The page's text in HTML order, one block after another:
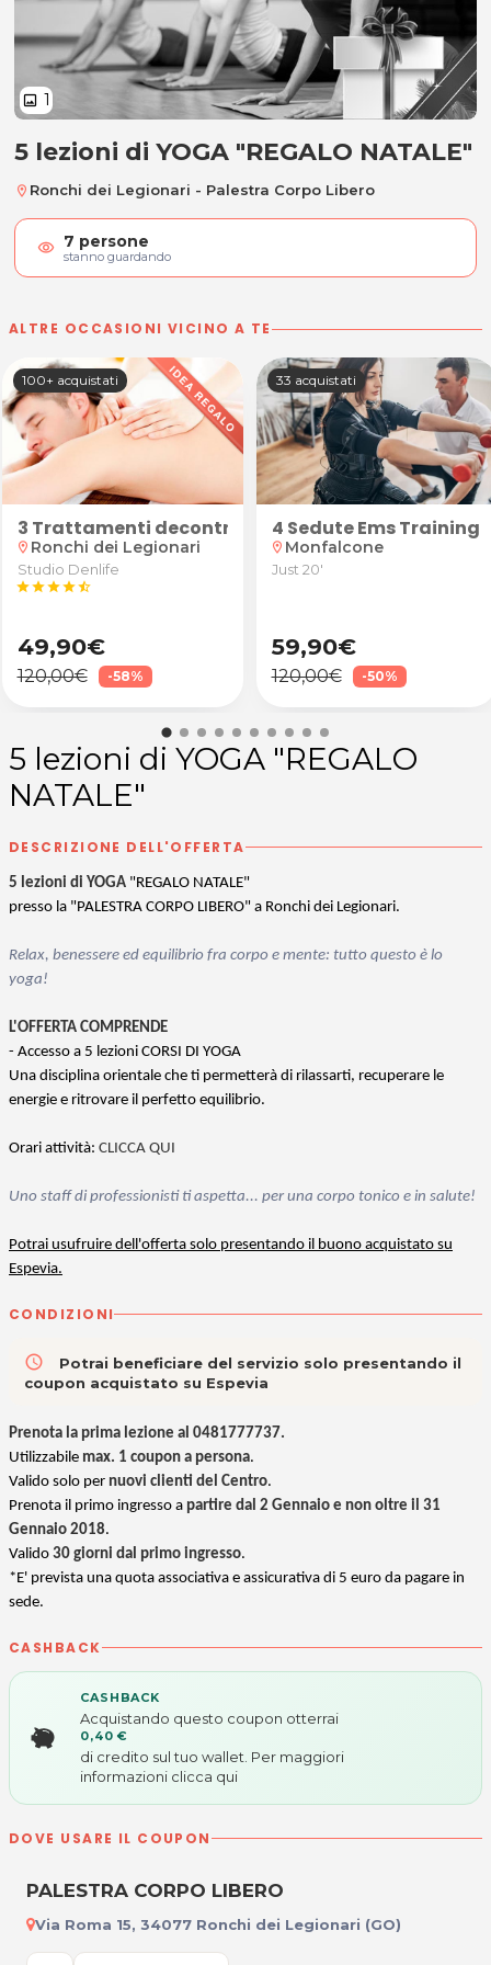
image 1
5 lezioni di YOGA "REGALO
5 lezioni di YOGA "REGALO NATALE"
location_on Ronchi dei Legionari - Palestra Corpo Libero
visibility 7 persone
stanno guardando
ALTRE OCCASIONI VICINO A TE
a San Canzian d'Isonzo
100+ acquistati
3 Trattamenti decontratturanti o relax
location_on Ronchi dei Legionari
Studio Denlife
starstarstarstarstar_half
49,90€
120,00€ -58%
33 acquistati
4 Sedute Ems Training
location_on Monfalcone
Just 20'
59,90€
120,00€ -50%
5 lezioni di YOGA "REGALO
NATALE"
DESCRIZIONE DELL'OFFERTA
5 lezioni di YOGA "REGALO NATALE"
presso la "PALESTRA CORPO LIBERO" a Ronchi dei Legionari.
Relax, benessere ed equilibrio fra corpo e mente: tutto questo è lo
yoga!
L'OFFERTA COMPRENDE
- Accesso a 5 lezioni CORSI DI YOGA
Una disciplina orientale che ti permetterà di rilassarti, recuperare le
energie e ritrovare il perfetto equilibrio.
Orari attività: CLICCA QUI
Uno staff di professionisti ti aspetta... per una corpo tonico e in salute!
Potrai usufruire dell'offerta solo presentando il buono acquistato su
Espevia.
CONDIZIONI
access_time
Potrai beneficiare del servizio solo presentando il
coupon acquistato su Espevia
Prenota la prima lezione al 0481777737.
Utilizzabile max. 1 coupon a persona.
Valido solo per nuovi clienti del Centro.
Prenota il primo ingresso a partire dal 2 Gennaio e non oltre il 31
Gennaio 2018.
Valido 30 giorni dal primo ingresso.
*E' prevista una quota associativa e assicurativa di 5 euro da pagare in
sede.
CASHBACK
CASHBACK
Acquistando questo coupon otterrai
0,40 €
di credito sul tuo wallet. Per maggiori
informazioni clicca qui
DOVE USARE IL COUPON
PALESTRA CORPO LIBERO
Via Roma 15, 34077 Ronchi dei Legionari (GO)